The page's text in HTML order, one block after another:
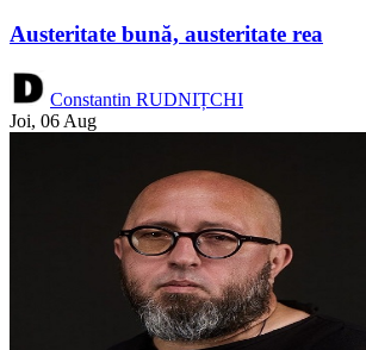
Austeritate bună, austeritate rea
Constantin RUDNIȚCHI
Joi, 06 Aug